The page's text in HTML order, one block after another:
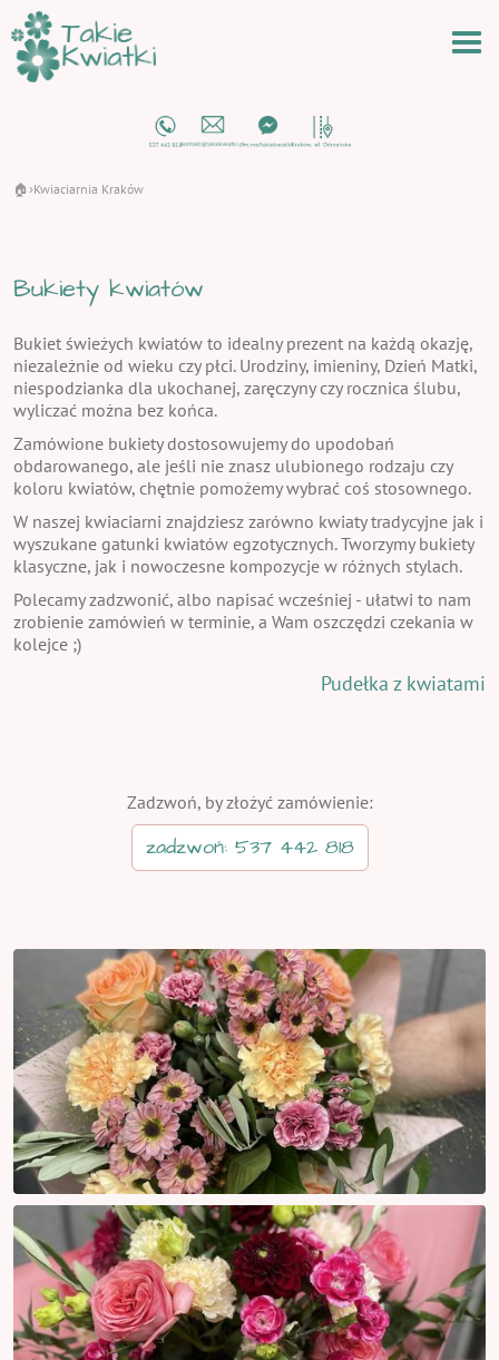
🏠 ›Kwiaciarnia Kraków
Bukiety kwiatów
Bukiet świeżych kwiatów to idealny prezent na każdą okazję,
niezależnie od wieku czy płci. Urodziny, imieniny, Dzień Matki,
niespodzianka dla ukochanej, zaręczyny czy rocznica ślubu,
wyliczać można bez końca.
Zamówione bukiety dostosowujemy do upodobań
obdarowanego, ale jeśli nie znasz ulubionego rodzaju czy
koloru kwiatów, chętnie pomożemy wybrać coś stosownego.
W naszej kwiaciarni znajdziesz zarówno kwiaty tradycyjne jak i
wyszukane gatunki kwiatów egzotycznych. Tworzymy bukiety
klasyczne, jak i nowoczesne kompozycje w różnych stylach.
Polecamy zadzwonić, albo napisać wcześniej - ułatwi to nam
zrobienie zamówień w terminie, a Wam oszczędzi czekania w
kolejce ;)
Pudełka z kwiatami
Zadzwoń, by złożyć zamówienie:
zadzwoń: 537 442 818